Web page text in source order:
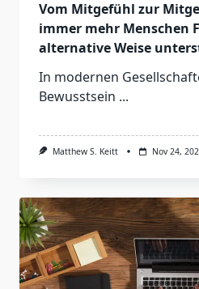
Vom Mitgefühl zur
immer mehr Menschen
alternative Weise
In modernen
Bewusstsein ...
Matthew S. Keitt Nov 24,